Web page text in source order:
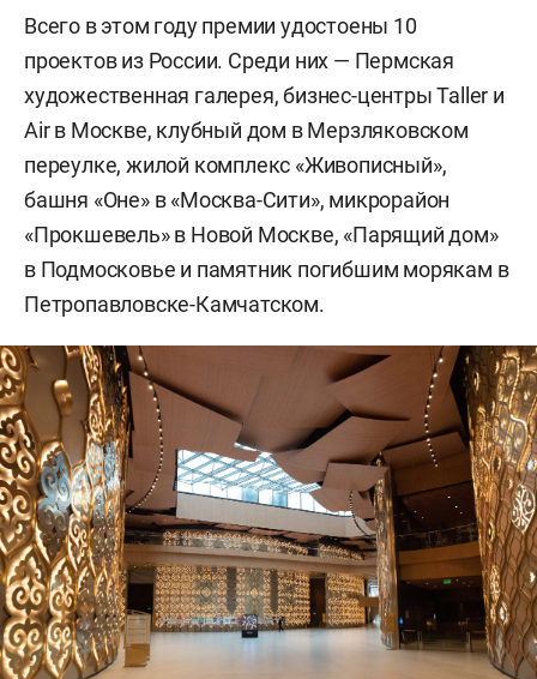
Всего в этом году премии удостоены 10
проектов из России. Среди них — Пермская
художественная галерея, бизнес-центры Taller и
Air в Москве, клубный дом в Мерзляковском
переулке, жилой комплекс «Живописный»,
башня «Оне» в «Москва-Сити», микрорайон
«Прокшевель» в Новой Москве, «Парящий дом»
в Подмосковье и памятник погибшим морякам в
Петропавловске-Камчатском.